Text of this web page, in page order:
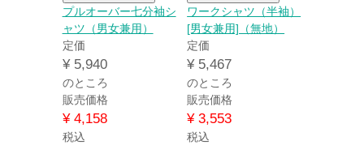
プルオーバー七分袖シ
ャツ（男女兼用）
定価
¥ 5,940
のところ
販売価格
¥ 4,158
税込
ワークシャツ（半袖）
[男女兼用]（無地）
定価
¥ 5,467
のところ
販売価格
¥ 3,553
税込